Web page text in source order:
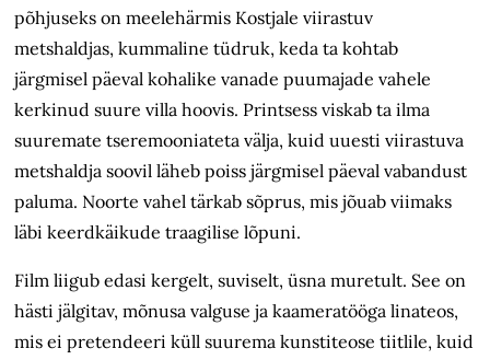
põhjuseks on meelehärmis Kostjale viirastuv
metshaldjas, kummaline tüdruk, keda ta kohtab
järgmisel päeval kohalike vanade puumajade vahele
kerkinud suure villa hoovis. Printsess viskab ta ilma
suuremate tseremooniateta välja, kuid uuesti viirastuva
metshaldja soovil läheb poiss järgmisel päeval vabandust
paluma. Noorte vahel tärkab sõprus, mis jõuab viimaks
läbi keerdkäikude traagilise lõpuni.
Film liigub edasi kergelt, suviselt, üsna muretult. See on
hästi jälgitav, mõnusa valguse ja kaameratööga linateos,
mis ei pretendeeri küll suurema kunstiteose tiitlile, kuid